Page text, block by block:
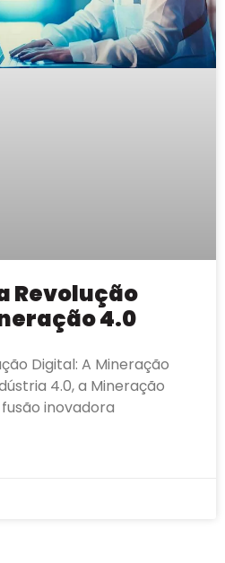
Revolução
4.0
Digital: A Mineração
4.0, a Mineração
inovadora